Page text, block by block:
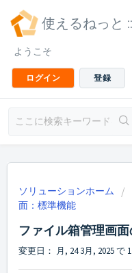
使えるねっと
ようこそ
ログイン 登録
ソリューションホーム
面：標準機能
ファイル箱管理画
変更日： 月, 24 3月, 2025 で